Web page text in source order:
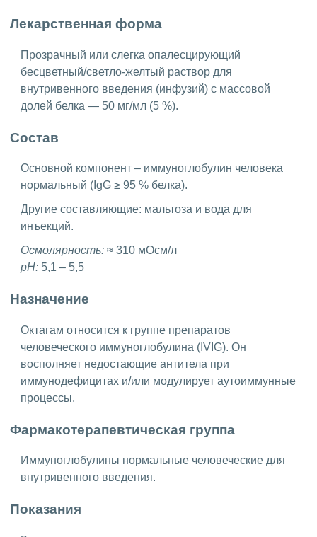
Лекарственная форма
Прозрачный или слегка опалесцирующий
бесцветный/светло-желтый раствор для
внутривенного введения (инфузий) с массовой
долей белка — 50 мг/мл (5 %).
Состав
Основной компонент – иммуноглобулин человека
нормальный (IgG ≥ 95 % белка).
Другие составляющие: мальтоза и вода для
инъекций.
Осмолярность: ≈ 310 мОсм/л
pH: 5,1 – 5,5
Назначение
Октагам относится к группе препаратов
человеческого иммуноглобулина (IVIG). Он
восполняет недостающие антитела при
иммунодефицитах и/или модулирует аутоиммунные
процессы.
Фармакотерапевтическая группа
Иммуноглобулины нормальные человеческие для
внутривенного введения.
Показания